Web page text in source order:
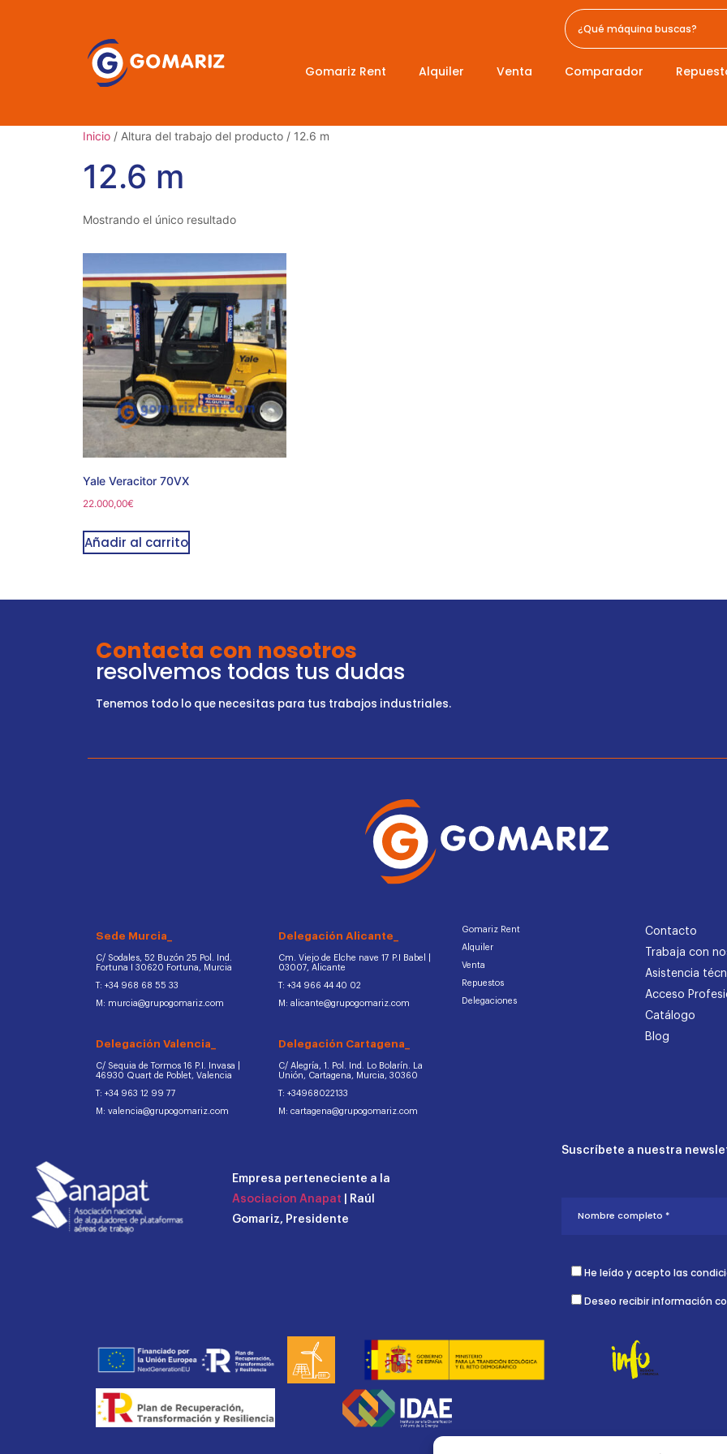
Gomariz Rent Alquiler Venta Comparador
Inicio / Altura del trabajo del producto / 12.6 m
12.6 m
Mostrando el único resultado
Yale Veracitor 70VX
22.000,00€
Añadir al carrito
Contacta con nosotros
resolvemos todas tus dudas
Tenemos todo lo que necesitas para tus trabajos industriales.
Sede Murcia_
C/ Sodales, 52 Buzón 25 Pol. Ind.
Fortuna I 30620 Fortuna, Murcia
T: +34 968 68 55 33
M: murcia@grupogomariz.com
Delegación Valencia_
C/ Sequia de Tormos 16 P.I. Invasa |
46930 Quart de Poblet, Valencia
T: +34 963 12 99 77
M: valencia@grupogomariz.com
Delegación Alicante_
Cm. Viejo de Elche nave 17 P.I Babel |
03007, Alicante
T: +34 966 44 40 02
M: alicante@grupogomariz.com
Delegación Cartagena_
C/ Alegría, 1. Pol. Ind. Lo Bolarín. La
Unión, Cartagena, Murcia, 30360
T: +34968022133
M: cartagena@grupogomariz.com
Gomariz Rent
Alquiler
Venta
Repuestos
Delegaciones
Contacto
Trabaja con
Asistencia
Acceso
Catálogo
Blog
Empresa perteneciente a la
Asociacion Anapat | Raúl
Gomariz, Presidente
Suscríbete a nuestra
He leído y acepto las
Deseo recibir información